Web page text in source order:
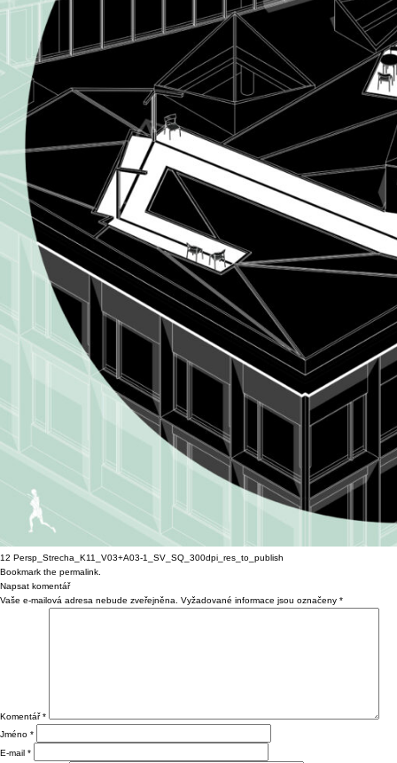
12 Persp_Strecha_K11_V03+A03-1_SV_SQ_300dpi_res_to_publish
Bookmark the permalink
Napsat komentář
Vaše e-mailová adresa nebude zveřejněna.
Vyžadované informace jsou označeny *
Komentář*
Jméno *
E-mail *